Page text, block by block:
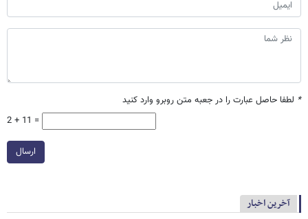
* لطفا حاصل عبارت را در جعبه متن روبرو وارد کنید
2 + 11 =
ارسال
آخرین اخبار